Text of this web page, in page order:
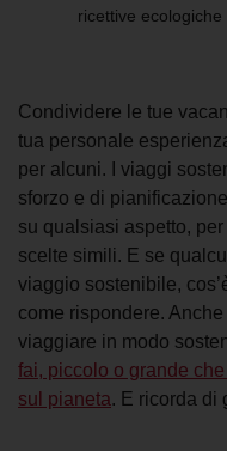
ricettive
Condividere le tue
tua personale
per alcuni. I viaggi
sforzo e di
su qualsiasi aspetto,
scelte simili. E se
viaggio sostenibile,
come rispondere.
viaggiare in modo
fai, piccolo o grande
sul pianeta. E ricorda di